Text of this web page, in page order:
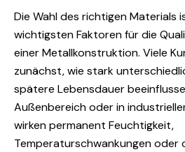
Die Wahl des richtigen Materials
wichtigsten Faktoren für die
einer Metallkonstruktion. Viele
zunächst, wie stark
spätere Lebensdauer
Außenbereich oder in
wirken permanent Feuchtigkeit,
Temperaturschwankungen oder